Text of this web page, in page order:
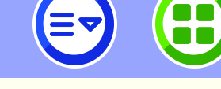
現職教師，職前曾任
服務成績優良者，得
瑞坪國民中學